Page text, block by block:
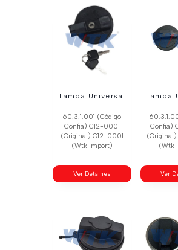
Tampa Universal
60.3.1.001 (Código
Confia) C12-0001
(Original) C12-0001
(Wtk Import)
Ver Detalhes
Tampa
Confia)
(Wtk
Ver